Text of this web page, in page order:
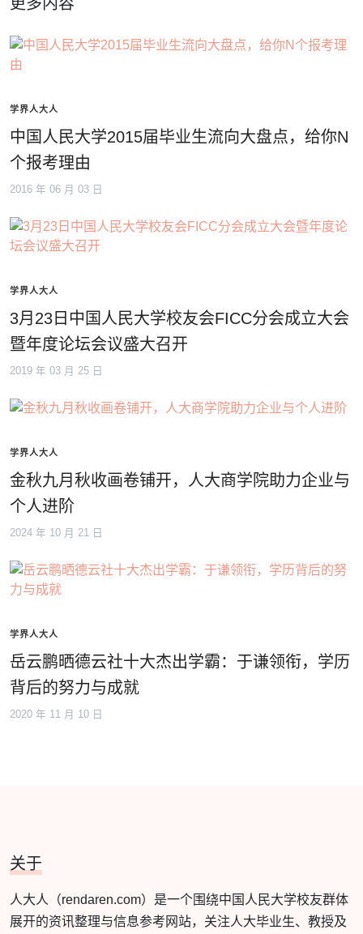
学界人大人
中国人民大学2015届毕业生流向大盘点，给你N
个报考理由
2016 年 06 月 03 日
学界人大人
3月23日中国人民大学校友会FICC分会成立大会
暨年度论坛会议盛大召开
2019 年 03 月 25 日
学界人大人
金秋九月秋收画卷铺开，人大商学院助力企业与
个人进阶
2024 年 10 月 21 日
学界人大人
岳云鹏晒德云社十大杰出学霸：于谦领衔，学历
背后的努力与成就
2020 年 11 月 10 日
关于
人大人（rendaren.com）是一个围绕中国人民大学校友群体
展开的资讯整理与信息参考网站，关注人大毕业生、教授及